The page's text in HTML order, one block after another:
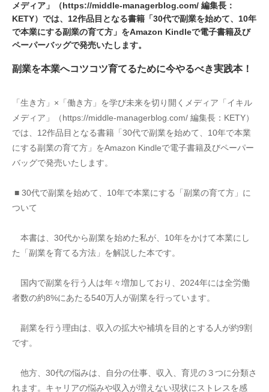
メディア」（https://middle-managerblog.com/ 編集長：
KETY）では、12作品目となる書籍「30代で副業を始めて、10年
で本業にする副業の育て方」をAmazon Kindleで電子書籍及び
ペーパーバッグで発売いたします。
副業を本業へコツコツ育てるために今やるべき実践本！
「生き方」×「働き方」を学び未来を切り開くメディア「イキル
メディア」（https://middle-managerblog.com/ 編集長：KETY）
では、12作品目となる書籍「30代で副業を始めて、10年で本業
にする副業の育て方」をAmazon Kindleで電子書籍及びペーパー
バッグで発売いたします。
ついて
本書は、30代から副業を始めた私が、10年をかけて本業にし
た「副業を育てる方法」を解説した本です。
国内で副業を行う人は年々増加しており、2024年には全労働
者数の約8%にあたる540万人が副業を行っています。
副業を行う理由は、収入の拡大や補填を目的とする人が約9割
です。
他方、30代の悩みは、自分の仕事、収入、育児の３つに分類さ
れます。キャリアの悩みや収入が増えない現状にストレスを感